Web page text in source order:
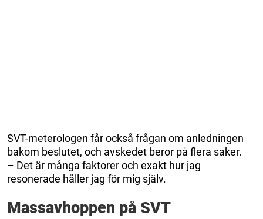
SVT-meterologen får också frågan om anledningen
bakom beslutet, och avskedet beror på flera saker.
– Det är många faktorer och exakt hur jag
resonerade håller jag för mig själv.
Massavhoppen på SVT